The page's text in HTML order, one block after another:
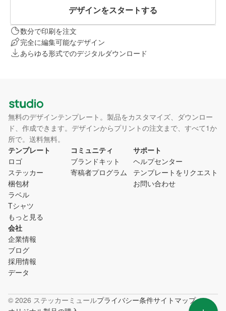
デザインをスタートする
数分で印刷を注文
完全に編集可能なデザイン
あらゆる形式でのデジタルダウンロード
無料のデザインテンプレート。製品をカスタマイズ、ダウンロー
ド、作成できます。デザインからプリントの注文まで、すべて1か
所で。送料無料。
テンプレート
ロゴ
ステッカー
梱包材
ラベル
Tシャツ
もっと見る
コミュニティ
ブランドキット
寄稿者プログラム
サポート
ヘルプセンター
テンプレートをリクエスト
お問い合わせ
会社
企業情報
ブログ
採用情報
データ
© 2026 ステッカーミュールプライバシー条件サイトマップ